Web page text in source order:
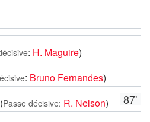
: H. Maguire)
: Bruno Fernandes)
87'
(Passe décisive: R. Nelson)